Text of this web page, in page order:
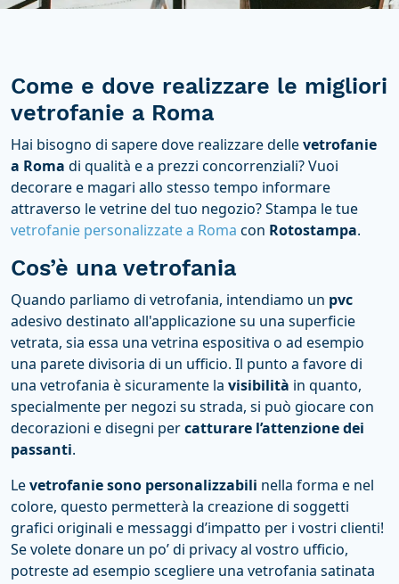
Come e dove realizzare le migliori
vetrofanie a Roma
Hai bisogno di sapere dove realizzare dellevetrofanie
a Roma di qualità e a prezzi concorrenziali? Vuoi
decorare e magari allo stesso tempo informare
attraverso le vetrine del tuo negozio? Stampa le tue
vetrofanie personalizzate a Roma con Rotostampa.
Cos’è una vetrofania
Quando parliamo di vetrofania, intendiamo un pvc
adesivo destinato all'applicazione su una superficie
vetrata, sia essa una vetrina espositiva o ad esempio
una parete divisoria di un ufficio. Il punto a favore di
una vetrofania è sicuramente la visibilità in quanto,
specialmente per negozi su strada, si può giocare con
decorazioni e disegni percatturare l’attenzione dei
passanti.
Levetrofanie sono personalizzabili nella forma e nel
colore, questo permetterà la creazione di soggetti
grafici originali e messaggi d’impatto per i vostri clienti!
Se volete donare un po’ di privacy al vostro ufficio,
potreste ad esempio scegliere una vetrofania satinata